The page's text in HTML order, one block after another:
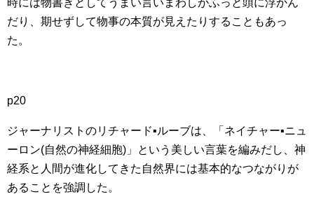
時には物書きとしてうまい言いまわしがふっと頭に浮かん
だり、期せずして物事の本質が見えたりすることもあっ
た。
p20
ジャーナリストのリチャード▪ルーブは、「ネイチャー▪ニュ
ーロン(自然の神経細胞)」という美しい言葉を編みだし、神
経系と人間が進化してきた自然界には基本的なつながりが
あることを強調した。